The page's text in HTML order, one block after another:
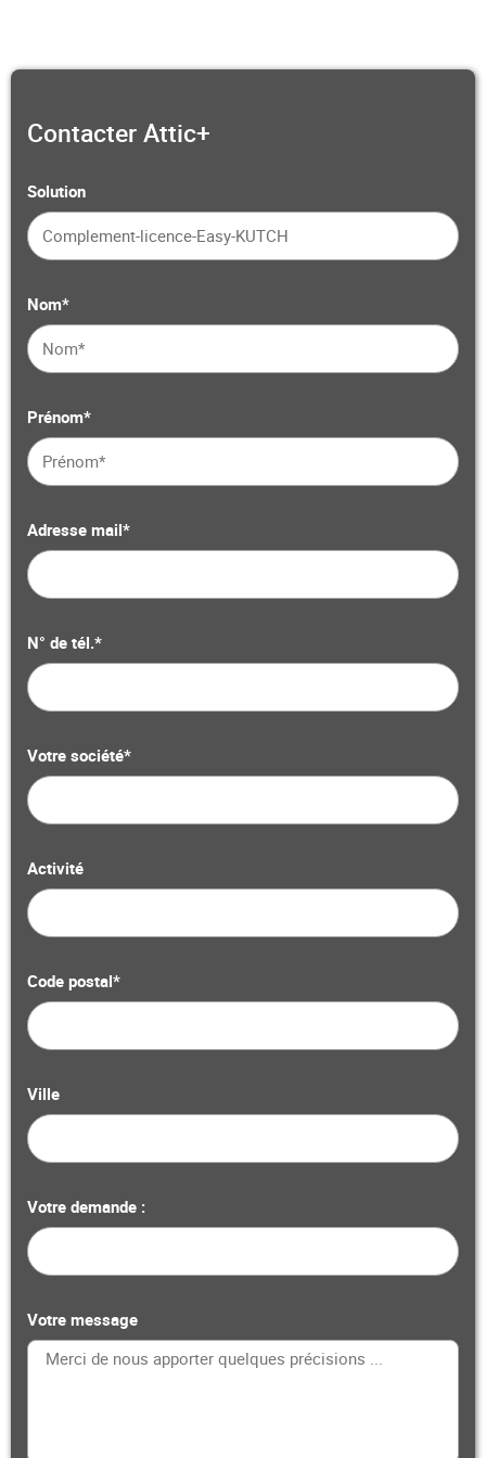
Contacter Attic+
Solution
Nom*
Prénom*
Adresse mail*
N° de tél.*
Votre société*
Activité
Code postal*
Ville
Votre demande :
Votre message